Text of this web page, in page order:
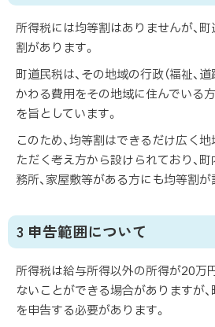
所得税には均等割はありませんが、
割があります。
町道民税は、その地域の行政（福祉、
かわる費用をその地域に住んでいる
を旨としています。
このため、均等割はできるだけ広く
ただく考え方から設けられており、
務所、家屋敷等がある方にも均等割が
3 申告範囲について
所得税は給与所得以外の所得が20万
ないことができる場合がありますが
を申告する必要があります。